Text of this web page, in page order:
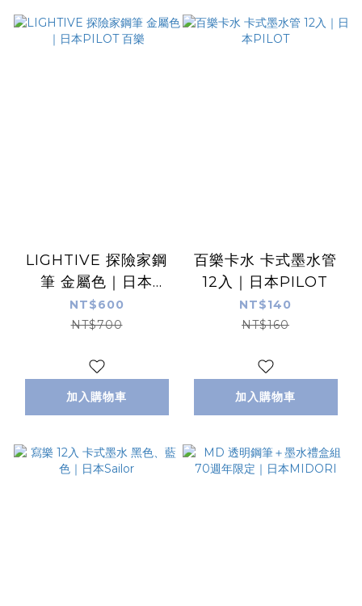
LIGHTIVE 探險家鋼
筆 金屬色｜日本
PILOT 百樂
NT$600
NT$700
加入購物車
百樂卡水 卡式墨水管
12入｜日本PILOT
NT$140
NT$160
加入購物車